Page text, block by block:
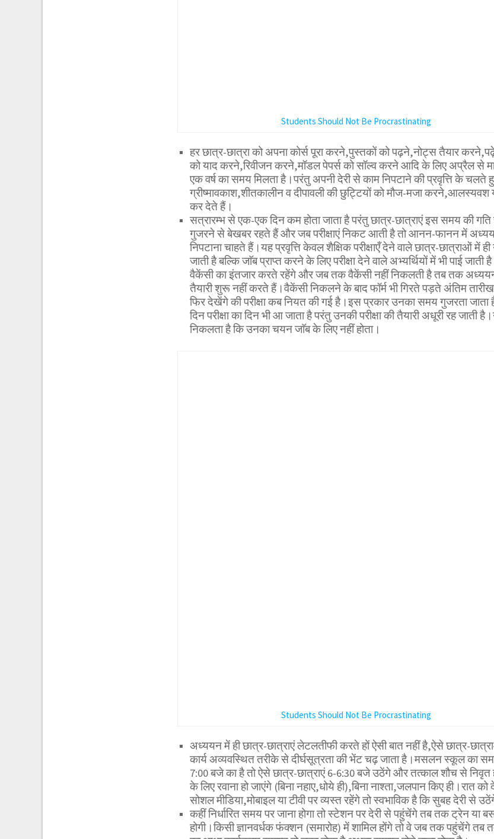
Students Should Not Be Procrastinating
हर छात्र-छात्रा को अपना कोर्स पूरा करने,पुस्तकों को पढ़ने,नोट्स तैयार
को याद करने,रिवीजन करने,मॉडल पेपर्स को सॉल्व करने आदि के लिए अप्रैल से
एक वर्ष का समय मिलता है।परंतु अपनी देरी से काम निपटाने की प्रवृत्ति के चलते
ग्रीष्मावकाश,शीतकालीन व दीपावली की छुट्टियों को मौज-मजा करने,आलस्यवश
कर देते हैं।
सत्रारम्भ से एक-एक दिन कम होता जाता है परंतु छात्र-छात्राएं इस समय की
गुजरने से बेखबर रहते हैं और जब परीक्षाएं निकट आती है तो आनन-फानन में
निपटाना चाहते हैं।यह प्रवृत्ति केवल शैक्षिक परीक्षाएँ देने वाले छात्र-छात्राओं में ही
जाती है बल्कि जाॅब प्राप्त करने के लिए परीक्षा देने वाले अभ्यर्थियों में भी पाई जाती
वैकेंसी का इंतजार करते रहेंगे और जब तक वैकेंसी नहीं निकलती है तब तक
तैयारी शुरू नहीं करते हैं।वैकेंसी निकलने के बाद फॉर्म भी गिरते पड़ते अंतिम
फिर देखेंगे की परीक्षा कब नियत की गई है।इस प्रकार उनका समय गुजरता
दिन परीक्षा का दिन भी आ जाता है परंतु उनकी परीक्षा की तैयारी अधूरी रह जाती
निकलता है कि उनका चयन जाॅब के लिए नहीं होता।
Students Should Not Be Procrastinating
अध्ययन में ही छात्र-छात्राएं लेटलतीफी करते हों ऐसी बात नहीं है,ऐसे छात्र-
कार्य अव्यवस्थित तरीके से दीर्घसूत्रता की भेंट चढ़ जाता है।मसलन स्कूल का
7:00 बजे का है तो ऐसे छात्र-छात्राएं 6-6:30 बजे उठेंगे और तत्काल शौच से
के लिए रवाना हो जाएंगे (बिना नहाए,धोये ही),बिना नाश्ता,जलपान किए ही।रात
सोशल मीडिया,मोबाइल या टीवी पर व्यस्त रहेंगे तो स्वभाविक है कि सुबह देरी से
कहीं निर्धारित समय पर जाना होगा तो स्टेशन पर देरी से पहुंचेंगे तब तक ट्रेन या
होगी।किसी ज्ञानवर्धक फंक्शन (समारोह) में शामिल होंगे तो वे जब तक पहुंचेंगे तब